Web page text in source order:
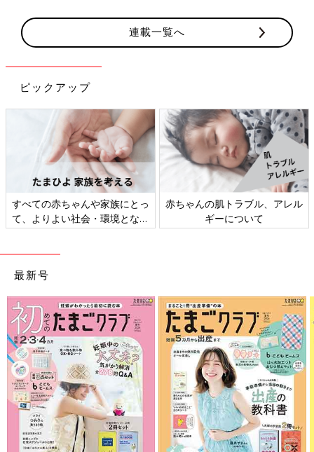
連載一覧へ
ピックアップ
すべての赤ちゃんや家族にとっ
て、よりよい社会・環境となる
ことをめざしてさまざまな課題
赤ちゃんの肌トラブル、アレル
ギーについて
最新号